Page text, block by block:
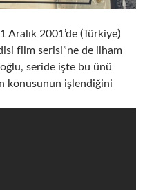
Aralık 2001’de (Türkiye)
film serisi”ne de ilham
seride işte bu ünü
konusunun işlendiğini